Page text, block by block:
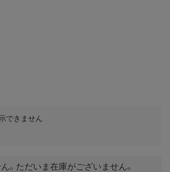
できません
。ただいま在庫がございません。